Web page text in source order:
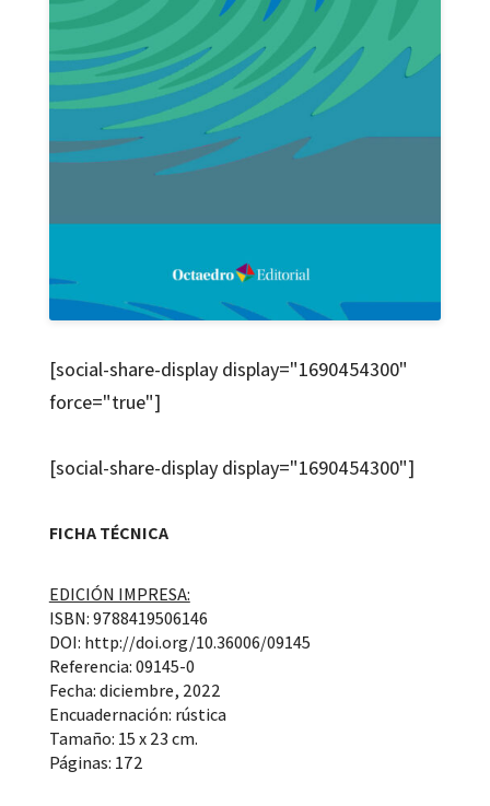
[social-share-display display="1690454300"
force="true"]
[social-share-display display="1690454300"]
FICHA TÉCNICA
EDICIÓN IMPRESA:
ISBN: 9788419506146
DOI: http://doi.org/10.36006/09145
Referencia: 09145-0
Fecha: diciembre, 2022
Encuadernación: rústica
Tamaño: 15 x 23 cm.
Páginas: 172